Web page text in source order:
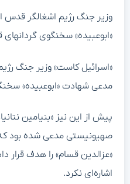
وزیر جنگ رژیم اشغالگر
«ابوعبیده» سخنگوی
«اسرائیل کاست» وزیر جنگ
مدعی شهادت «ابوعبیده»
پیش از این نیز «بنیامین
صهیونیستی مدعی شده بود
«عزالدین قسام» را هدف قرار
اشاره‌ای نکرد.